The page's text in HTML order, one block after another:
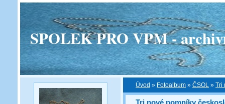
SPOLEK PRO VPM -
Úvod » Fotoalbum » ČSOL » Tri
Tri nové pomníky